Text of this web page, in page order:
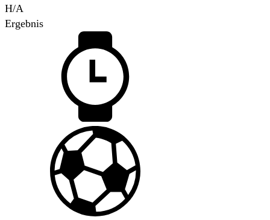
H/A
Ergebnis